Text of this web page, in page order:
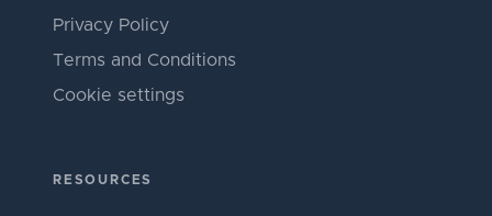
Privacy Policy
Terms and Conditions
Cookie settings
RESOURCES